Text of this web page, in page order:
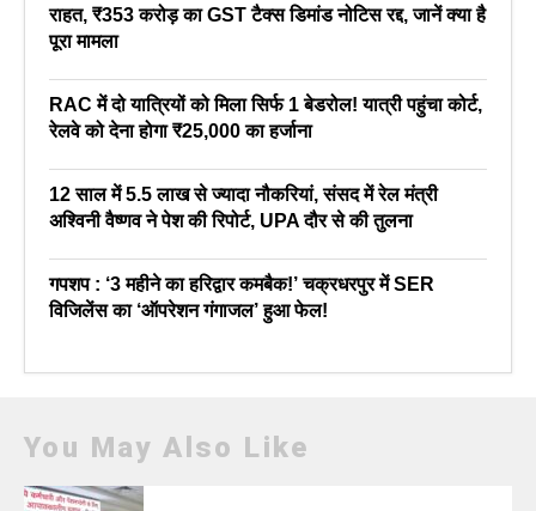
राहत, ₹353 करोड़ का GST टैक्स डिमांड नोटिस रद्द, जानें क्या है
पूरा मामला
RAC में दो यात्रियों को मिला सिर्फ 1 बेडरोल! यात्री पहुंचा कोर्ट,
रेलवे को देना होगा ₹25,000 का हर्जाना
12 साल में 5.5 लाख से ज्यादा नौकरियां, संसद में रेल मंत्री
अश्विनी वैष्णव ने पेश की रिपोर्ट, UPA दौर से की तुलना
गपशप : ‘3 महीने का हरिद्वार कमबैक!’ चक्रधरपुर में SER
विजिलेंस का ‘ऑपरेशन गंगाजल’ हुआ फेल!
You May Also Like